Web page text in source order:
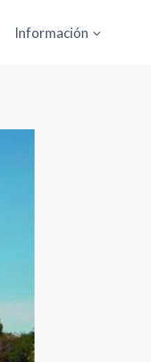
Información